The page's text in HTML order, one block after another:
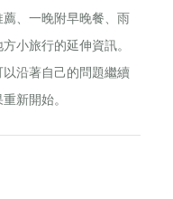
、一晚附早晚餐、雨
小旅行的延伸資訊。
沿著自己的問題繼續
新開始。